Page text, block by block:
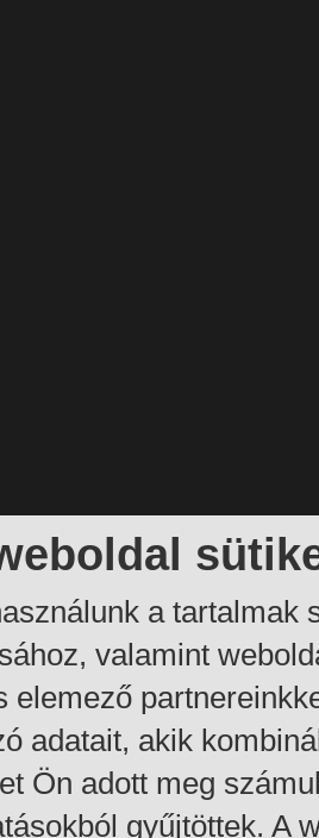
a tartalmak
valamint
elemező
adatait, akik
Ön adott meg
gyűjtöttek. A